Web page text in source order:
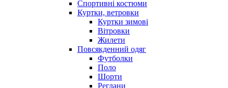
Спортивні костюми
Куртки, ветровки
Куртки зимові
Вітровки
Жилети
Повсякденний одяг
Футболки
Поло
Шорти
Реглани